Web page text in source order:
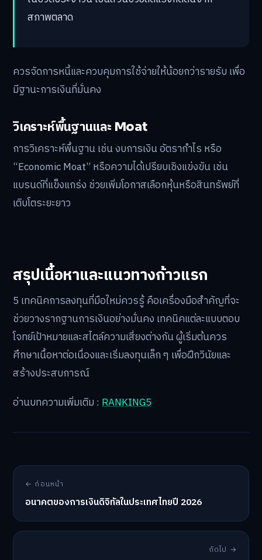
สภาพตลาด
ควรจัดการหนี้และควบคุมการใช้จ่ายให้น้อยกว่ารายรับ เพื่อ
มีฐานะการเงินที่มั่นคง
วิเคราะห์พื้นฐานและ Moat
การวิเคราะห์พื้นฐาน เช่น งบการเงิน อัตรากำไร หรือ
“Economic Moat” หรือความได้เปรียบเชิงแข่งขัน เช่น
แบรนด์ที่แข็งแกร่ง ช่วยเพิ่มโอกาสเลือกหุ้นหรือสินทรัพย์ที่
เติบโตระยะยาว
สรุปเนื้อหาและแนวทางก้าวแรก
5 เทคนิคการลงทุนที่มือใหม่ควรรู้ คือเครื่องมือสำคัญที่จะ
ช่วยวางรากฐานการเงินอย่างมั่นคง เทคนิคแต่ละแบบตอบ
โจทย์เป้าหมายและสไตล์ความเสี่ยงต่างกัน ผู้เริ่มต้นควร
ศึกษาเนื้อหาต่อเนื่องและเริ่มลงทุนเล็ก ๆ เพื่อฝึกวินัยและ
สร้างประสบการณ์
อ่านบทความเพิ่มเติม : RANKING5
← ก่อนหน้า
อนาคตของการเงินดิจิทัลในประเทศไทยปี 2026
ถัดไป →